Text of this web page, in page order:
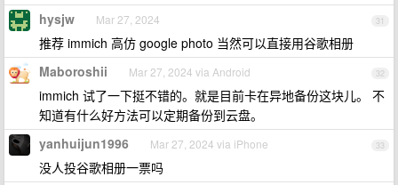
31
hysjw Mar 27, 2024
推荐 immich 高仿 google photo 当然可以直接用谷歌相册
32
Maboroshii Mar 27, 2024 via Android
immich 试了一下挺不错的。就是目前卡在异地备份这块儿。 不
知道有什么好方法可以定期备份到云盘。
33
yanhuijun1996 Mar 27, 2024 via iPhone
没人投谷歌相册一票吗